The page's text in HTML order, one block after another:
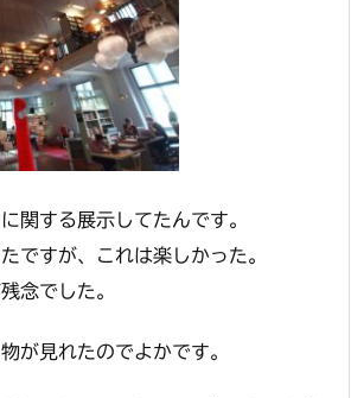
関する展示してたんです。
ですが、これは楽しかった。
念でした。
が見れたのでよかです。